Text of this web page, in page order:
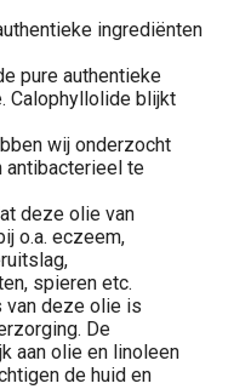
ingrediënten
pure authentieke
Calophyllolide blijkt
wij onderzocht
antibacterieel te
deze olie van
o.a. eczeem,
spieren etc.
van deze olie is
De
aan olie en linoleen
de huid en